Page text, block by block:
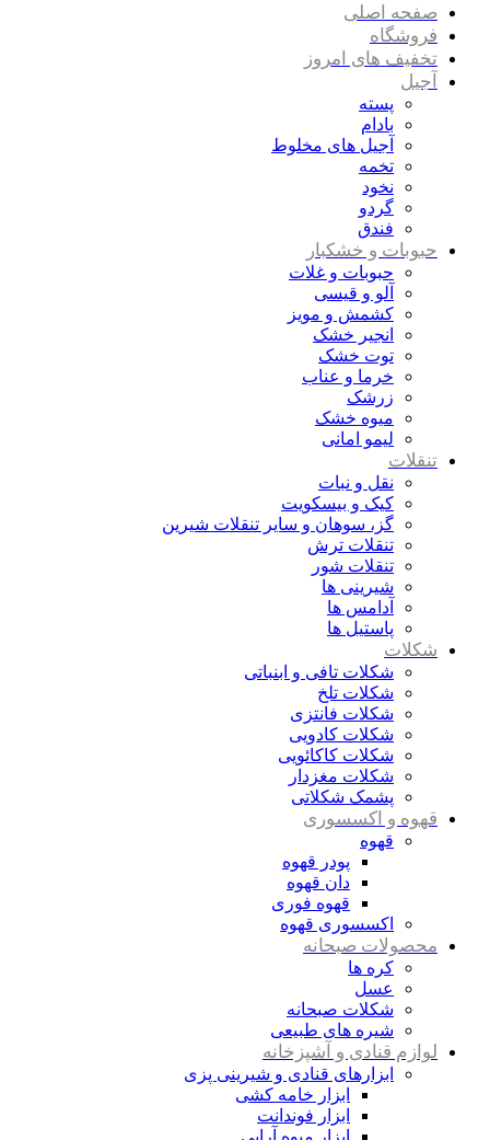
صفحه اصلی
فروشگاه
تخفیف های امروز
آجیل
پسته
بادام
آجیل های مخلوط
تخمه
نخود
گردو
فندق
حبوبات و خشکبار
حبوبات و غلات
آلو و قیسی
کشمش و مویز
انجیر خشک
توت خشک
خرما و عناب
زرشک
میوه خشک
لیمو امانی
تنقلات
نقل و نبات
کیک و بیسکویت
گز، سوهان و سایر تنقلات شیرین
تنقلات ترش
تنقلات شور
شیرینی ها
آدامس ها
پاستیل ها
شکلات
شکلات تافی و ابنباتی
شکلات تلخ
شکلات فانتزی
شکلات کادویی
شکلات کاکائویی
شکلات مغزدار
پشمک شکلاتی
قهوه و اکسسوری
قهوه
پودر قهوه
دان قهوه
قهوه فوری
اکسسوری قهوه
محصولات صبحانه
کره ها
عسل
شکلات صبحانه
شیره های طبیعی
لوازم قنادی و آشپزخانه
ابزارهای قنادی و شیرینی پزی
ابزار خامه کشی
ابزار فوندانت
ابزار میوه آرایی